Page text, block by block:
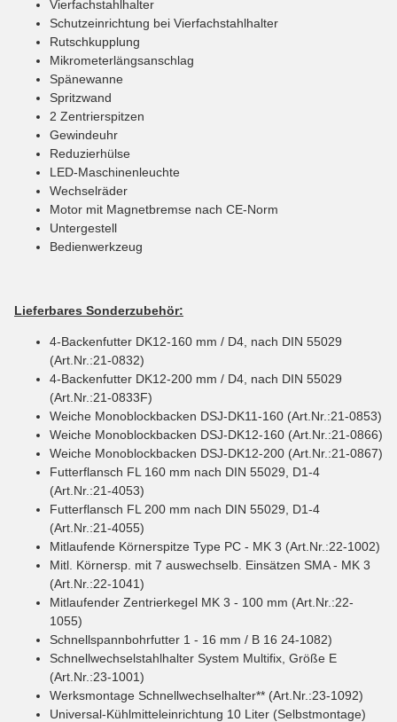
Vierfachstahlhalter
Schutzeinrichtung bei Vierfachstahlhalter
Rutschkupplung
Mikrometerlängsanschlag
Spänewanne
Spritzwand
2 Zentrierspitzen
Gewindeuhr
Reduzierhülse
LED-Maschinenleuchte
Wechselräder
Motor mit Magnetbremse nach CE-Norm
Untergestell
Bedienwerkzeug
Lieferbares Sonderzubehör:
4-Backenfutter DK12-160 mm / D4, nach DIN 55029
(Art.Nr.:21-0832)
4-Backenfutter DK12-200 mm / D4, nach DIN 55029
(Art.Nr.:21-0833F)
Weiche Monoblockbacken DSJ-DK11-160 (Art.Nr.:21-0853)
Weiche Monoblockbacken DSJ-DK12-160 (Art.Nr.:21-0866)
Weiche Monoblockbacken DSJ-DK12-200 (Art.Nr.:21-0867)
Futterflansch FL 160 mm nach DIN 55029, D1-4
(Art.Nr.:21-4053)
Futterflansch FL 200 mm nach DIN 55029, D1-4
(Art.Nr.:21-4055)
Mitlaufende Körnerspitze Type PC - MK 3 (Art.Nr.:22-1002)
Mitl. Körnersp. mit 7 auswechselb. Einsätzen SMA - MK 3
(Art.Nr.:22-1041)
Mitlaufender Zentrierkegel MK 3 - 100 mm (Art.Nr.:22-
1055)
Schnellspannbohrfutter 1 - 16 mm / B 16 24-1082)
Schnellwechselstahlhalter System Multifix, Größe E
(Art.Nr.:23-1001)
Werksmontage Schnellwechselhalter** (Art.Nr.:23-1092)
Universal-Kühlmitteleinrichtung 10 Liter (Selbstmontage)